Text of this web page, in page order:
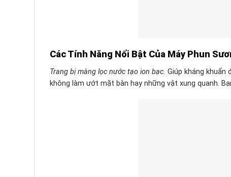
Các Tính Năng Nổi Bật Của Máy Phun
Trang bị màng lọc nước tạo ion bạc. Giúp kháng
không làm ướt mặt bàn hay những vật xung quanh.